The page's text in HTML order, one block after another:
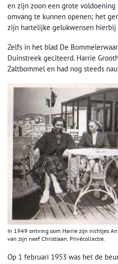
en zijn zoon een grote
omvang te kunnen openen; het
zijn hartelijke gelukwensen hierbij
Zelfs in het blad De
Duinstreek geciteerd. Harrie
Zaltbommel en had nog steeds
In 1949 ontving oom Harrie zijn nichtjes
van zijn neef Christiaan. Privécollectie.
Op 1 februari 1953 was het de